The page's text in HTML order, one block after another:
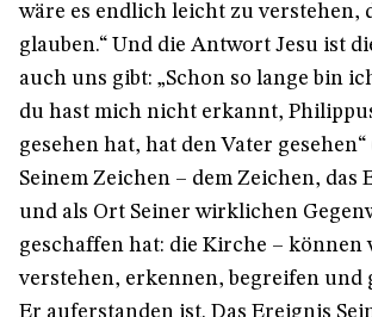
wäre es endlich leicht zu verstehen,
glauben.“ Und die Antwort Jesu ist
auch uns gibt: „Schon so lange bin
du hast mich nicht erkannt,
gesehen hat, hat den Vater
Seinem Zeichen – dem Zeichen, das
und als Ort Seiner wirklichen
geschaffen hat: die Kirche – können
verstehen, erkennen, begreifen und
Er auferstanden ist. Das Ereignis